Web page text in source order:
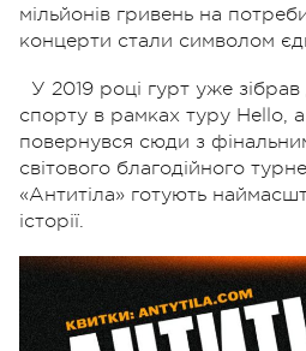
мільйонів гривень на
концерти стали символом
У 2019 році гурт уже
спорту в рамках туру Hello,
повернувся сюди з
світового благодійного
«Антитіла» готують
історії.